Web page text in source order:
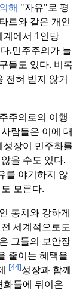
의해 "자유"로 평
르와 같은 개인
계에서 1인당
.민주주의가 늘
들도 있다. 비록
전혀 받지 않거
주의로의 이행
람들은 이에 대
장이 민주화를
을 수도 있다.
를 야기하지 않
모른다.
통치와 강하게
세계적으로도
그들의 보안장
줄이는 혜택을
[44]성장과 함께
들에 뒤이은